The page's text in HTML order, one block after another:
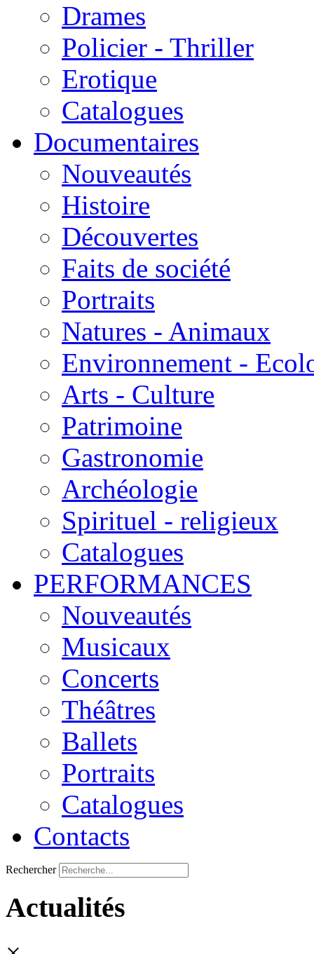
Drames
Policier - Thriller
Erotique
Catalogues
Documentaires
Nouveautés
Histoire
Découvertes
Faits de société
Portraits
Natures - Animaux
Environnement -
Arts - Culture
Patrimoine
Gastronomie
Archéologie
Spirituel - religieux
Catalogues
PERFORMANCES
Nouveautés
Musicaux
Concerts
Théâtres
Ballets
Portraits
Catalogues
Contacts
Rechercher
Actualités